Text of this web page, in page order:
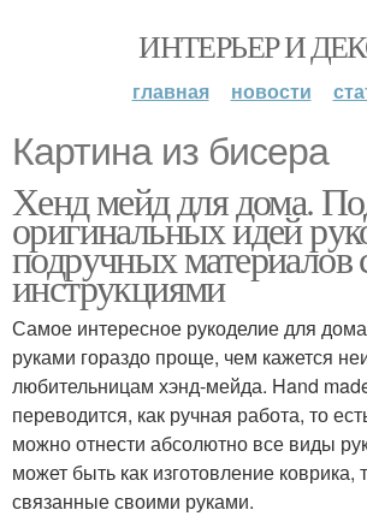
ИНТЕРЬЕР И
главная новости
Картина из бисера
Хенд мейд для дома.
оригинальных идей
подручных материалов
инструкциями
Самое интересное рукоделие для
руками гораздо проще, чем кажется
любительницам хэнд-мейда. Hand
переводится, как ручная работа, то
можно отнести абсолютно все виды
может быть как изготовление коврика,
связанные своими руками.